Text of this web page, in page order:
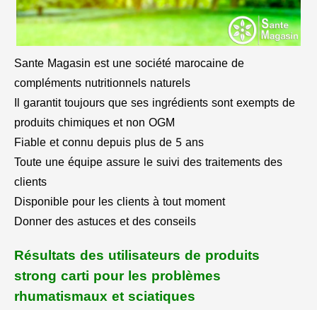
Sante Magasin est une société marocaine de
compléments nutritionnels naturels
Il garantit toujours que ses ingrédients sont exempts de
produits chimiques et non OGM
Fiable et connu depuis plus de 5 ans
Toute une équipe assure le suivi des traitements des
clients
Disponible pour les clients à tout moment
Donner des astuces et des conseils
Résultats des utilisateurs de produits
strong carti pour les problèmes
rhumatismaux et sciatiques